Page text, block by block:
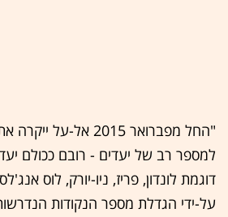
"החל מפברואר 2015 אל-
למספר רב של יעדים - רובם ככולם
דוגמת לונדון, פריז, ניו-יורק, לוס
על-ידי הגדלת מספר הנקודות